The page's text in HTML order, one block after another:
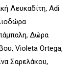
Λευκαδίτη, Adi
Δώρα
Violeta Ortega,
Σαρελάκου,